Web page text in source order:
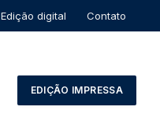
Edição digital Contato
EDIÇÃO IMPRESSA